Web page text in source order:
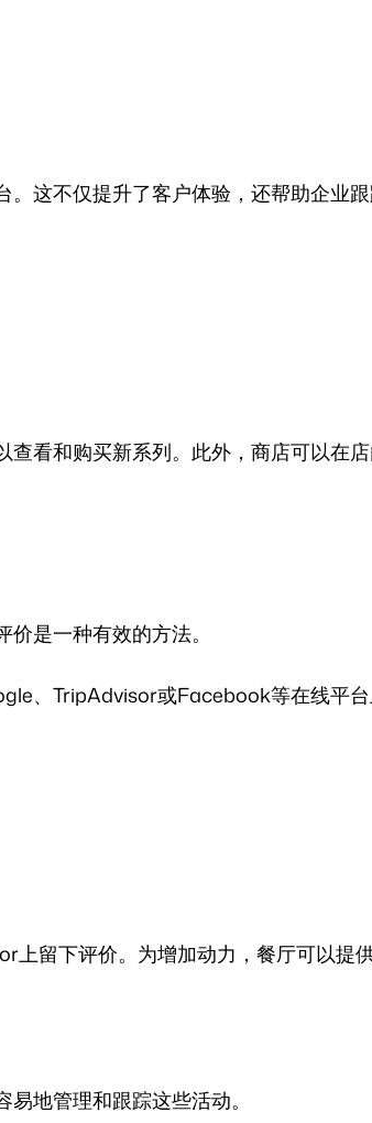
这不仅提升了客户体验，还帮助企业跟
看和购买新系列。此外，商店可以在
是一种有效的方法。
、TripAdvisor或Facebook等在线平台
留下评价。为增加动力，餐厅可以提
地管理和跟踪这些活动。